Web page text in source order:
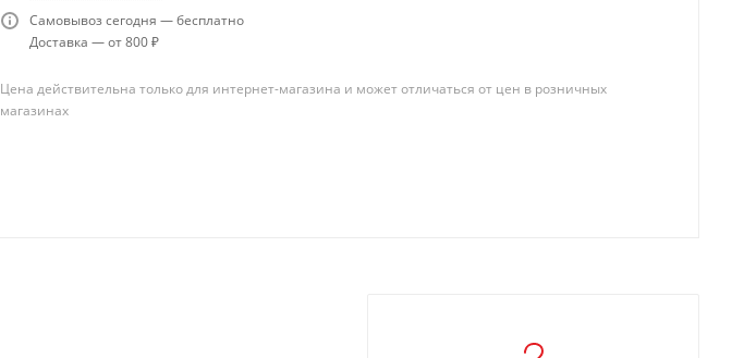
Самовывоз сегодня — бесплатно
Доставка — от 800 ₽
Цена действительна только для интернет-магазина и может отличаться от цен в розничных
магазинах